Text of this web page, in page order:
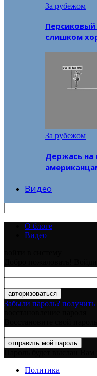
За рубежом
Персиковый
слишком
За рубежом
Держась на
Видео
О блоге
Видео
Забыли пароль?
Политика